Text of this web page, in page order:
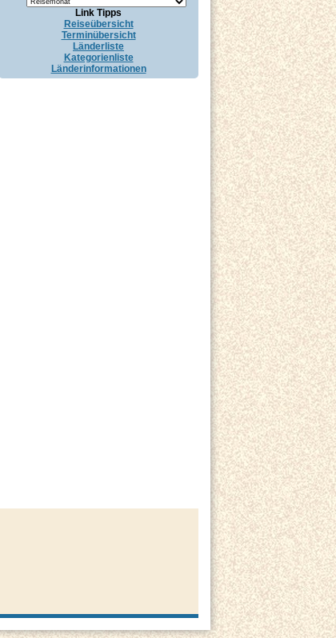
Link Tipps
Reiseübersicht
Terminübersicht
Länderliste
Kategorienliste
Länderinformationen